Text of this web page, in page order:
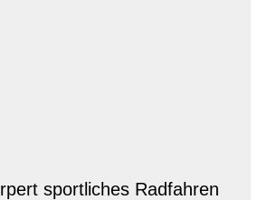
sportliches Radfahren